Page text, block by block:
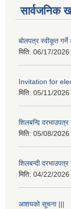
सार्वजनिक
बोलपत्र स्वीकूत
मिति: 06/17/
Invitation for
मिति: 05/11/2026
शिलबन्दि
मिति: 05/08/
शिलबन्दी
मिति: 04/22/2026
आशयको सूचना |||